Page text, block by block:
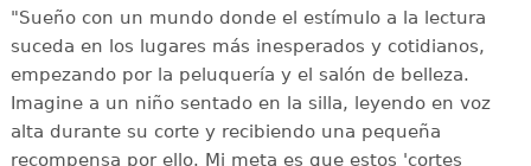
"Sueño con un mundo donde el estímulo a la lectura
suceda en los lugares más inesperados y cotidianos,
empezando por la peluquería y el salón de belleza.
Imagine a un niño sentado en la silla, leyendo en voz
alta durante su corte y recibiendo una pequeña
recompensa por ello. Mi meta es que estos 'cortes